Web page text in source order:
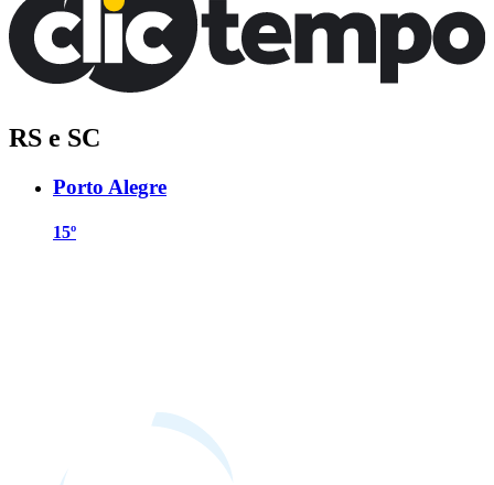
RS e SC
Porto Alegre
15º